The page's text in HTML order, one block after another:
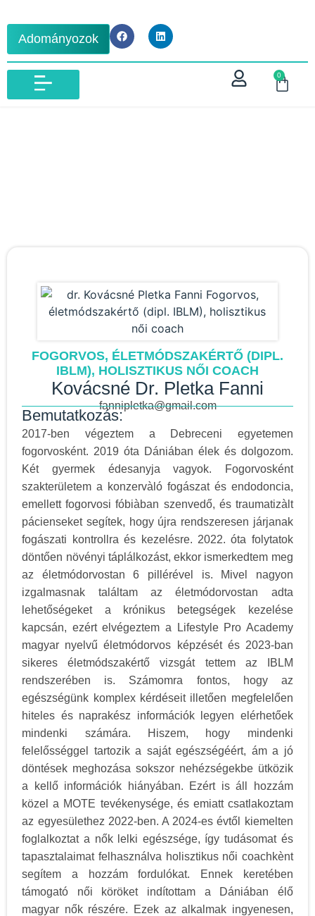
Adományozok
0
FOGORVOS, ÉLETMÓDSZAKÉRTŐ (DIPL.
IBLM), HOLISZTIKUS NŐI COACH
Kovácsné Dr. Pletka Fanni
fannipletka@gmail.com
Bemutatkozás:
2017-ben végeztem a Debreceni egyetemen
fogorvosként. 2019 óta Dániában élek és dolgozom.
Két gyermek édesanyja vagyok. Fogorvosként
szakterületem a konzervàló fogászat és endodoncia,
emellett fogorvosi fóbiàban szenvedő, és traumatizàlt
pácienseket segítek, hogy újra rendszeresen járjanak
fogászati kontrollra és kezelésre. 2022. óta folytatok
döntően növényi táplálkozást, ekkor ismerkedtem meg
az életmódorvostan 6 pillérével is. Mivel nagyon
izgalmasnak találtam az életmódorvostan adta
lehetőségeket a krónikus betegségek kezelése
kapcsán, ezért elvégeztem a Lifestyle Pro Academy
magyar nyelvű életmódorvos képzését és 2023-ban
sikeres életmódszakértő vizsgát tettem az IBLM
rendszerében is. Számomra fontos, hogy az
egészségünk komplex kérdéseit illetően megfelelően
hiteles és naprakész információk legyen elérhetőek
mindenki számára. Hiszem, hogy mindenki
felelősséggel tartozik a saját egészségéért, ám a jó
döntések meghozása sokszor nehézségekbe ütközik
a kellő információk hiányában. Ezért is áll hozzám
közel a MOTE tevékenysége, és emiatt csatlakoztam
az egyesülethez 2022-ben. A 2024-es évtől kiemelten
foglalkoztat a nők lelki egészsége, így tudásomat és
tapasztalaimat felhasználva holisztikus női coachkènt
segítem a hozzám fordulókat. Ennek keretében
támogató női köröket indítottam a Dániában élő
magyar nők részére. Ezek az alkalmak ingyenesen,